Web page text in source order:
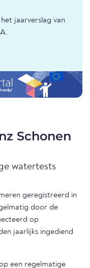
jaarverslag van
Schonen
watertests
geregistreerd in
door de
op
jaarlijks ingediend
een regelmatige